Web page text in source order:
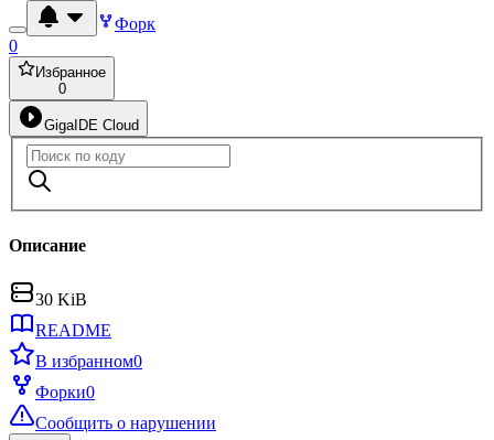
Форк
0
Избранное
0
GigaIDE Cloud
Описание
30 KiB
README
В избранном0
Форки0
Сообщить о нарушении